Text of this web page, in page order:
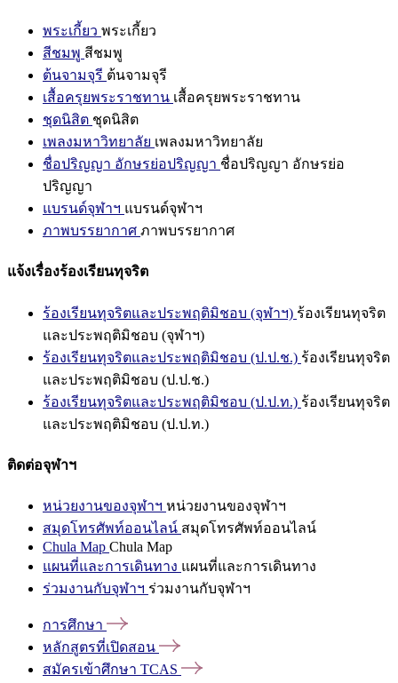
พระเกี้ยว พระเกี้ยว
สีชมพู สีชมพู
ต้นจามจุรี ต้นจามจุรี
เสื้อครุยพระราชทาน เสื้อครุยพระราชทาน
ชุดนิสิต ชุดนิสิต
เพลงมหาวิทยาลัย เพลงมหาวิทยาลัย
ชื่อปริญญา อักษรย่อปริญญา ชื่อปริญญา อักษรย่อ
ปริญญา
แบรนด์จุฬาฯ แบรนด์จุฬาฯ
ภาพบรรยากาศ ภาพบรรยากาศ
แจ้งเรื่องร้องเรียนทุจริต
ร้องเรียนทุจริตและประพฤติมิชอบ (จุฬาฯ) ร้องเรียนทุจริต
และประพฤติมิชอบ (จุฬาฯ)
ร้องเรียนทุจริตและประพฤติมิชอบ (ป.ป.ช.) ร้องเรียนทุจริต
และประพฤติมิชอบ (ป.ป.ช.)
ร้องเรียนทุจริตและประพฤติมิชอบ (ป.ป.ท.) ร้องเรียนทุจริต
และประพฤติมิชอบ (ป.ป.ท.)
ติดต่อจุฬาฯ
หน่วยงานของจุฬาฯ หน่วยงานของจุฬาฯ
สมุดโทรศัพท์ออนไลน์ สมุดโทรศัพท์ออนไลน์
Chula Map Chula Map
แผนที่และการเดินทาง แผนที่และการเดินทาง
ร่วมงานกับจุฬาฯ ร่วมงานกับจุฬาฯ
การศึกษา
หลักสูตรที่เปิดสอน
สมัครเข้าศึกษา TCAS